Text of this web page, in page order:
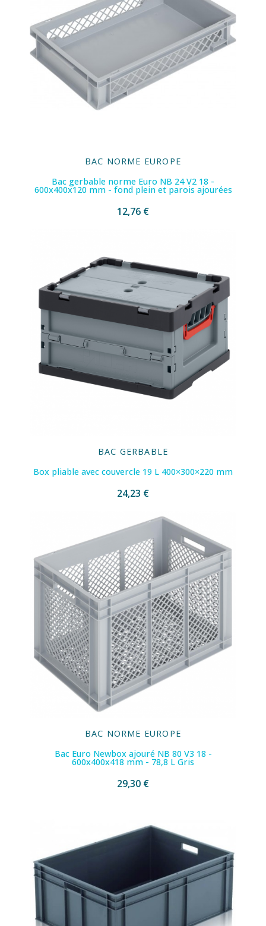
BAC NORME EUROPE
Bac gerbable norme Euro NB 24 V2 18 -
600x400x120 mm - fond plein et parois ajourées
12,76 €
BAC GERBABLE
Box pliable avec couvercle 19 L 400×300×220 mm
24,23 €
BAC NORME EUROPE
Bac Euro Newbox ajouré NB 80 V3 18 -
600x400x418 mm - 78,8 L Gris
29,30 €